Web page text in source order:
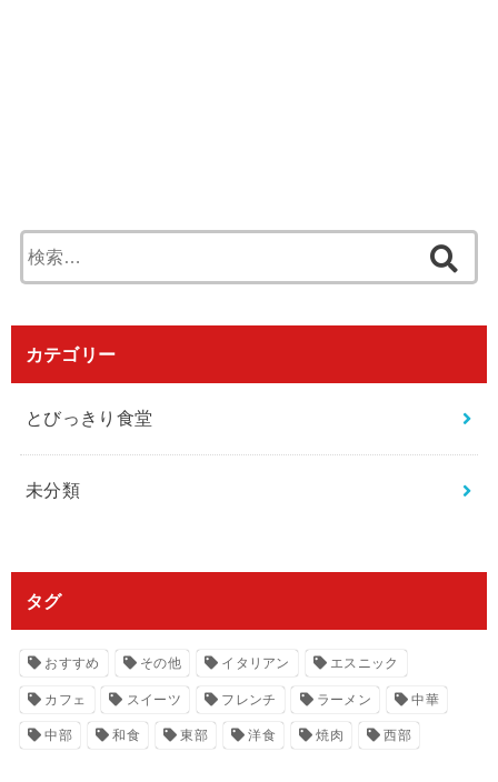
索
カテゴリー
とびっきり食堂
未分類
タグ
おすすめ その他 イタリアン エスニック
カフェ スイーツ フレンチ ラーメン 中華
中部 和食 東部 洋食 焼肉 西部